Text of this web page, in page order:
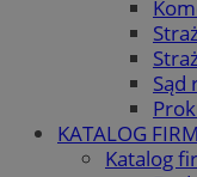
Sąd
KATALOG FIRM
Katalog